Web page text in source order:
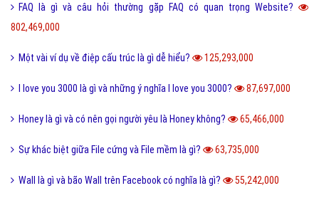
FAQ là gì và câu hỏi thường gặp FAQ có quan trọng Website?
802,469,000
Một vài ví dụ về điệp cấu trúc là gì dễ hiểu? 125,293,000
I love you 3000 là gì và những ý nghĩa I love you 3000? 87,697,000
Honey là gì và có nên gọi người yêu là Honey không? 65,466,000
Sự khác biệt giữa File cứng và File mềm là gì? 63,735,000
Wall là gì và bão Wall trên Facebook có nghĩa là gì? 55,242,000